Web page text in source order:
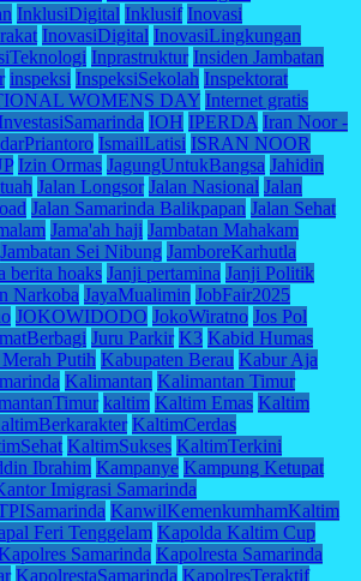
InklusiDigital Inklusif Inovasi
InovasiDigital InovasiLingkungan
Inprastruktur Insiden Jambatan
inspeksi InspeksiSekolah Inspektorat
WOMENS DAY Internet gratis
InvestasiSamarinda IOH IPERDA Iran Noor -
IsmailLatisi ISRAN NOOR
Izin Ormas JagungUntukBangsa Jahidin
Jalan Longsor Jalan Nasional Jalan
Jalan Samarinda Balikpapan Jalan Sehat
Jama'ah haji Jambatan Mahakam
Jambatan Sei Nibung JamboreKarhutla
berita hoaks Janji pertamina Janji Politik
Narkoba JayaMualimin JobFair2025
JOKOWIDODO JokoWiratno Jos Pol
Juru Parkir K3 Kabid Humas
Putih Kabupaten Berau Kabur Aja
Kalimantan Kalimantan Timur
kaltim Kaltim Emas Kaltim
KaltimCerdas
KaltimSukses KaltimTerkini
Ibrahim Kampanye Kampung Ketupat
Imigrasi Samarinda
KanwilKemenkumhamKaltim
Feri Tenggelam Kapolda Kaltim Cup
Samarinda Kapolresta Samarinda
KapolrestaSamarinda KapolresTeraktif